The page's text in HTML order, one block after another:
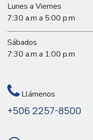
Lunes a Viernes
7:30 a.m a 5:00 p.m
Sábados
7:30 a.m a 1:00 p.m
Llámenos
+506 2257-8500